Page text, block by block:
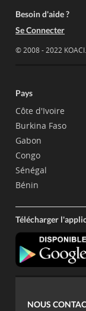
Besoin d'aide ?
Se Connecter
© 2008 - 2022
Pays
Côte d'Ivoire
Burkina Faso
Gabon
Congo
Sénégal
Bénin
Télécharger
NOUS